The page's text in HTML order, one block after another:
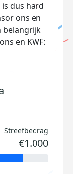
dus hard
ons en
belangrijk
en KWF:
Streefbedrag
€1.000